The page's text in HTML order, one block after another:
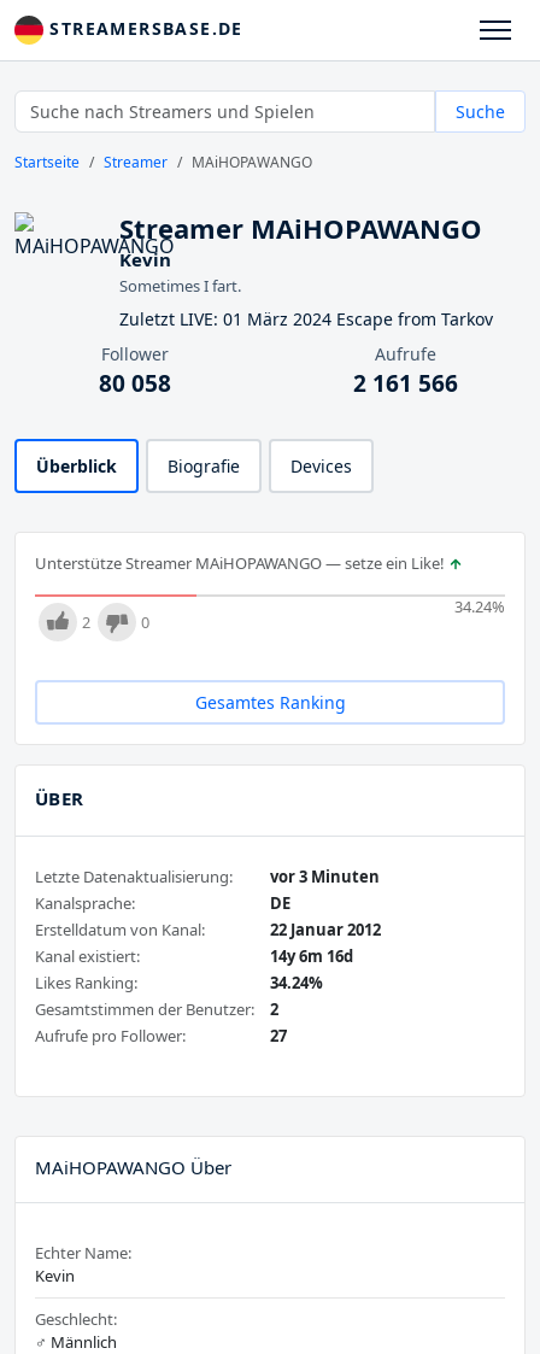
STREAMERSBASE.DE
Suche
Startseite Streamer MAiHOPAWANGO
Streamer MAiHOPAWANGO
Kevin
Sometimes I fart.
Zuletzt LIVE: 01 März 2024 Escape from Tarkov
Follower
80 058
Aufrufe
2 161 566
Überblick Biografie Devices
Unterstütze Streamer MAiHOPAWANGO — setze ein Like!
34.24%
2 0
Gesamtes Ranking
ÜBER
Letzte Datenaktualisierung:
vor 3 Minuten
Kanalsprache:
DE
Erstelldatum von Kanal:
22 Januar 2012
Kanal existiert:
14y 6m 16d
Likes Ranking:
34.24%
Gesamtstimmen der Benutzer:
2
Aufrufe pro Follower:
27
MAiHOPAWANGO Über
Echter Name:
Kevin
Geschlecht:
♂️ Männlich